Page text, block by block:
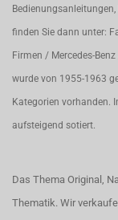
finden Sie dann unter:
Firmen / Mercedes-
wurde von 1955-1963
Kategorien vorhanden.
aufsteigend sotiert.
Das Thema Original,
Thematik. Wir